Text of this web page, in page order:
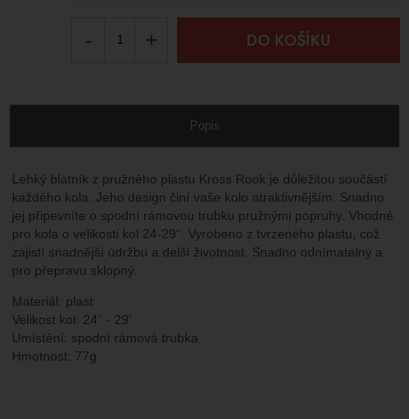
- + DO KOŠÍKU
Popis
Lehký blatník z pružného plastu Kross Rook je důležitou součástí
každého kola. Jeho design činí vaše kolo atraktivnějším. Snadno
jej připevníte o spodní rámovou trubku pružnými popruhy. Vhodné
pro kola o velikosti kol 24-29“. Vyrobeno z tvrzeného plastu, což
zajistí snadnější údržbu a delší životnost. Snadno odnímatelný a
pro přepravu sklopný.
Materiál: plast
Velikost kol: 24´ - 29´
Umístění: spodní rámová trubka
Hmotnost: 77g